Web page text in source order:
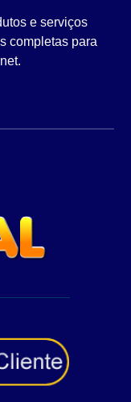
e serviços
completas para